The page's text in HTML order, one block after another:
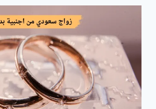
زواج
سعودي
من
أجنبية؟
من
شهر
إلى
3
أشهر